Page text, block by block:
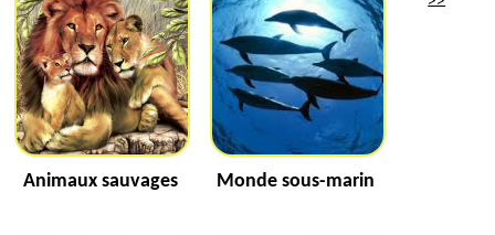
Animaux sauvages Monde sous-marin